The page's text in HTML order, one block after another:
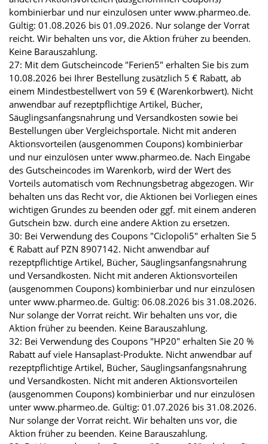
kombinierbar und nur einzulösen unter www.pharmeo.de.
Gültig: 01.08.2026 bis 01.09.2026. Nur solange der Vorrat
reicht. Wir behalten uns vor, die Aktion früher zu beenden.
Keine Barauszahlung.
27: Mit dem Gutscheincode "Ferien5" erhalten Sie bis zum
10.08.2026 bei Ihrer Bestellung zusätzlich 5 € Rabatt, ab
einem Mindestbestellwert von 59 € (Warenkorbwert). Nicht
anwendbar auf rezeptpflichtige Artikel, Bücher,
Säuglingsanfangsnahrung und Versandkosten sowie bei
Bestellungen über Vergleichsportale. Nicht mit anderen
Aktionsvorteilen (ausgenommen Coupons) kombinierbar
und nur einzulösen unter www.pharmeo.de. Nach Eingabe
des Gutscheincodes im Warenkorb, wird der Wert des
Vorteils automatisch vom Rechnungsbetrag abgezogen. Wir
behalten uns das Recht vor, die Aktionen bei Vorliegen eines
wichtigen Grundes zu beenden oder ggf. mit einem anderen
Gutschein bzw. durch eine andere Aktion zu ersetzen.
30: Bei Verwendung des Coupons "Ciclopoli5" erhalten Sie 5
€ Rabatt auf PZN 8907142. Nicht anwendbar auf
rezeptpflichtige Artikel, Bücher, Säuglingsanfangsnahrung
und Versandkosten. Nicht mit anderen Aktionsvorteilen
(ausgenommen Coupons) kombinierbar und nur einzulösen
unter www.pharmeo.de. Gültig: 06.08.2026 bis 31.08.2026.
Nur solange der Vorrat reicht. Wir behalten uns vor, die
Aktion früher zu beenden. Keine Barauszahlung.
32: Bei Verwendung des Coupons "HP20" erhalten Sie 20 %
Rabatt auf viele Hansaplast-Produkte. Nicht anwendbar auf
rezeptpflichtige Artikel, Bücher, Säuglingsanfangsnahrung
und Versandkosten. Nicht mit anderen Aktionsvorteilen
(ausgenommen Coupons) kombinierbar und nur einzulösen
unter www.pharmeo.de. Gültig: 01.07.2026 bis 31.08.2026.
Nur solange der Vorrat reicht. Wir behalten uns vor, die
Aktion früher zu beenden. Keine Barauszahlung.